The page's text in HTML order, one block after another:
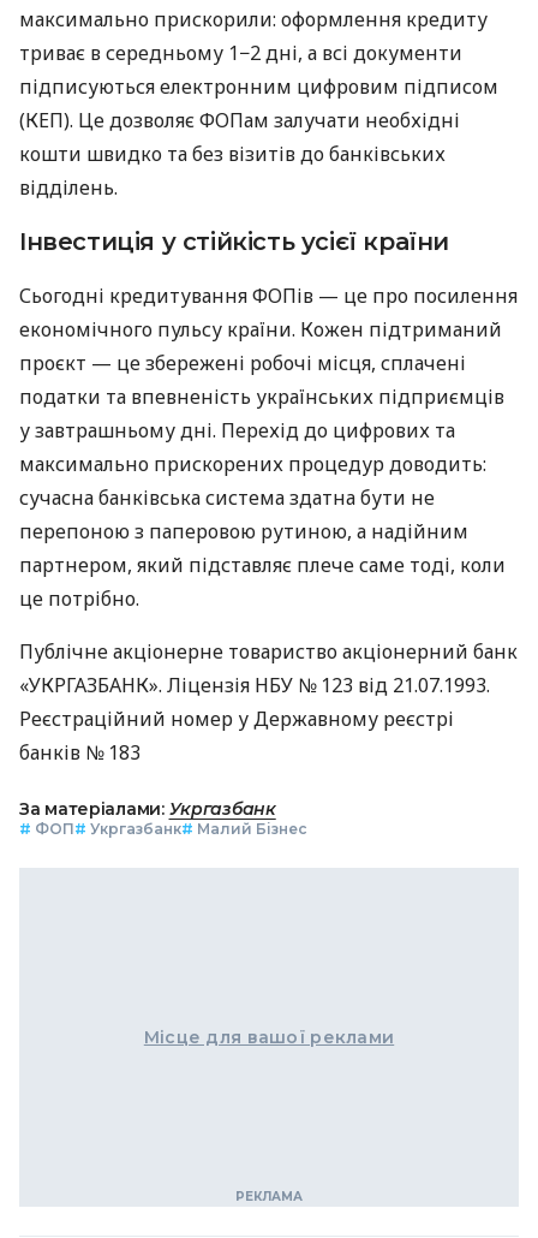
максимально прискорили: оформлення кредиту
триває в середньому 1−2 дні, а всі документи
підписуються електронним цифровим підписом
(КЕП). Це дозволяє ФОПам залучати необхідні
кошти швидко та без візитів до банківських
відділень.
Інвестиція у стійкість усієї країни
Сьогодні кредитування ФОПів — це про посилення
економічного пульсу країни. Кожен підтриманий
проєкт — це збережені робочі місця, сплачені
податки та впевненість українських підприємців
у завтрашньому дні. Перехід до цифрових та
максимально прискорених процедур доводить:
сучасна банківська система здатна бути не
перепоною з паперовою рутиною, а надійним
партнером, який підставляє плече саме тоді, коли
це потрібно.
Публічне акціонерне товариство акціонерний банк
«УКРГАЗБАНК». Ліцензія НБУ № 123 від 21.07.1993.
Реєстраційний номер у Державному реєстрі
банків № 183
За матеріалами: Укргазбанк
# ФОП# Укргазбанк# Малий Бізнес
Місце для вашої реклами